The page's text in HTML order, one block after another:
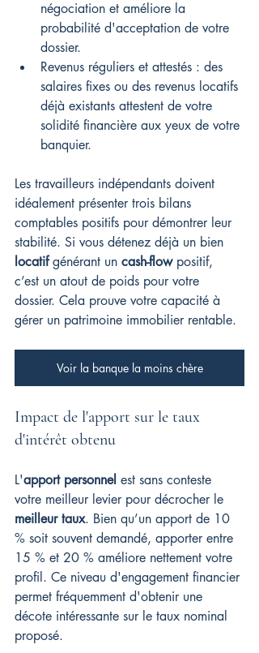
négociation et améliore la
probabilité d'acceptation de votre
dossier.
Revenus réguliers et attestés : des
salaires fixes ou des revenus locatifs
déjà existants attestent de votre
solidité financière aux yeux de votre
banquier.
Les travailleurs indépendants doivent
idéalement présenter trois bilans
comptables positifs pour démontrer leur
stabilité. Si vous détenez déjà un bien
locatif générant un cash-flow positif,
c’est un atout de poids pour votre
dossier. Cela prouve votre capacité à
gérer un patrimoine immobilier rentable.
Voir la banque la moins chère
Impact de l'apport sur le taux
d'intérêt obtenu
L'apport personnel est sans conteste
votre meilleur levier pour décrocher le
meilleur taux. Bien qu’un apport de 10
% soit souvent demandé, apporter entre
15 % et 20 % améliore nettement votre
profil. Ce niveau d'engagement financier
permet fréquemment d'obtenir une
décote intéressante sur le taux nominal
proposé.